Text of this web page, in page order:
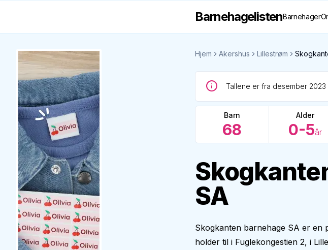
BarnehagelistenBarnehager
Hjem Akershus Lillestrøm
Tallene er fra desember
Barn
68
Alder
0-5år
SA
Skogkanten barnehage SA er en
holder til i Fuglekongestien 2, i